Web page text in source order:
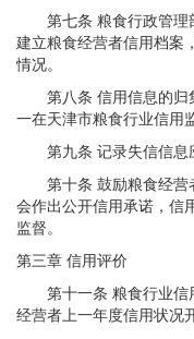
第七条 粮食行政管理部
建立粮食经营者信用档案
情况。
第八条 信用信息的归
一在天津市粮食行业信用
第九条 记录失信信息应
第十条 鼓励粮食经营
会作出公开信用承诺，信
监督。
第三章 信用评价
第十一条 粮食行业信
经营者上一年度信用状况